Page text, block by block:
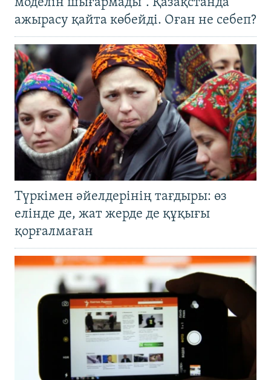
ажырасу қайта көбейді. Оған не себеп?
Түркімен әйелдерінің тағдыры: өз
елінде де, жат жерде де құқығы
қорғалмаған